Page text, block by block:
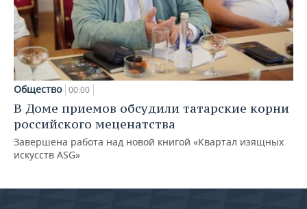
Общество 00:00
В Доме приемов обсудили татарские корни
российского меценатства
Завершена работа над новой книгой «Квартал изящных
искусств ASG»